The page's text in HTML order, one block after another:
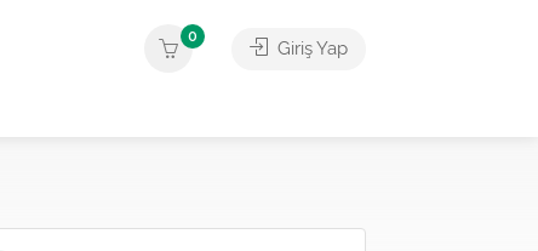
0
Giriş Yap